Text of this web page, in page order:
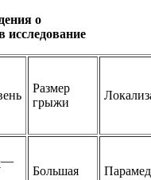
о
исследование
Размер
грыжи
—
Большая